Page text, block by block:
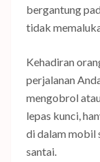
bergantung
tidak
Kehadiran
perjalanan
mengobrol
lepas kunci,
di dalam mobil
santai.